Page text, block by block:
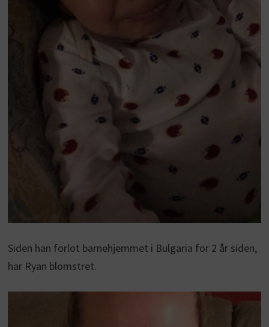
Siden han forlot barnehjemmet i Bulgaria for 2 år siden,
har Ryan blomstret.